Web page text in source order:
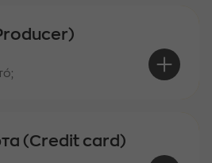
(Credit card)